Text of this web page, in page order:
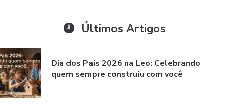
Últimos Artigos
Dia dos Pais 2026 na Leo: Celebrando
quem sempre construiu com você